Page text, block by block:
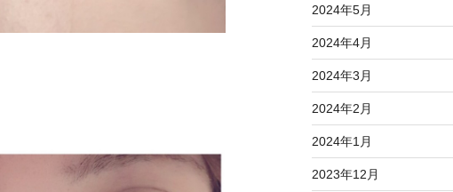
2024年5月
2024年4月
2024年3月
2024年2月
2024年1月
2023年12月